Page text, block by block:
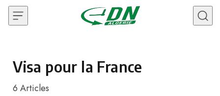
Skip to content
Visa pour la France
6 Articles